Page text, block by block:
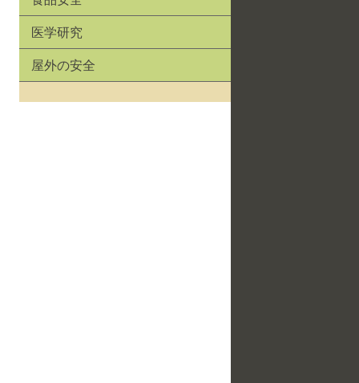
医学研究
屋外の安全